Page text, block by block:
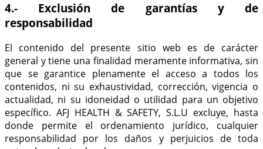
4.- Exclusión de garantías y de
responsabilidad
El contenido del presente sitio web es de carácter
general y tiene una finalidad meramente informativa, sin
que se garantice plenamente el acceso a todos los
contenidos, ni su exhaustividad, corrección, vigencia o
actualidad, ni su idoneidad o utilidad para un objetivo
específico. AFJ HEALTH & SAFETY, S.L.U excluye, hasta
donde permite el ordenamiento jurídico, cualquier
responsabilidad por los daños y perjuicios de toda